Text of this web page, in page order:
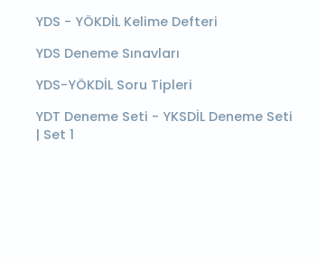
YDS - YÖKDİL Kelime Defteri
YDS Deneme Sınavları
YDS-YÖKDİL Soru Tipleri
YDT Deneme Seti - YKSDİL Deneme Seti
| Set 1